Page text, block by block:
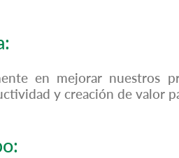
en mejorar nuestros
y creación de valor